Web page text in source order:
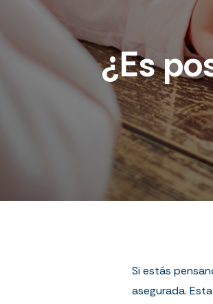
¿Es
Si estás
asegurada.